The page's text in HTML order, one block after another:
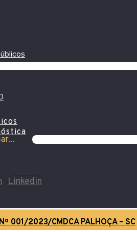
Linkedin
001/2023/CMDCA PALHOÇA – SC